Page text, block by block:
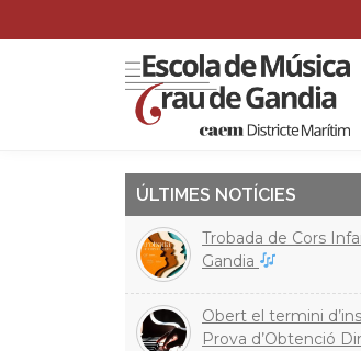
ÚLTIMES NOTÍCIES
Trobada de Cors
Gandia
Obert el termini
Prova d’Obtenció